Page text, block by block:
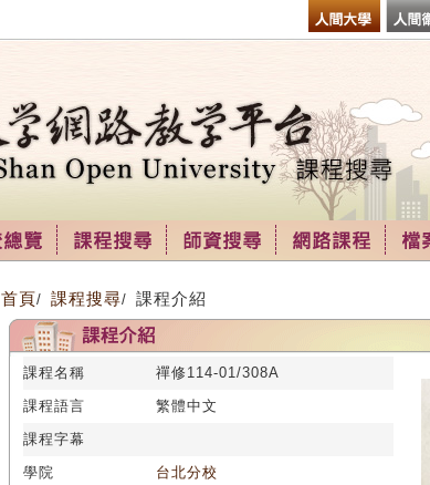
首頁/ 課程搜尋/ 課程介紹
課程名稱
禪修114-01/308A
課程語言
繁體中文
課程字幕
學院
台北分校